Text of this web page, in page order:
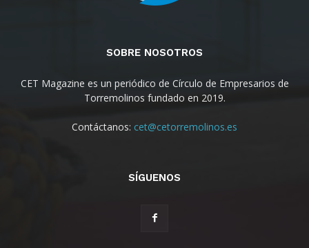
SOBRE NOSOTROS
CET Magazine es un periódico de Círculo de Empresarios de
Torremolinos fundado en 2019.
Contáctanos: cet@cetorremolinos.es
SÍGUENOS